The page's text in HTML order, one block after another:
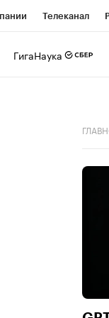
Телеканал
ГигаНаука